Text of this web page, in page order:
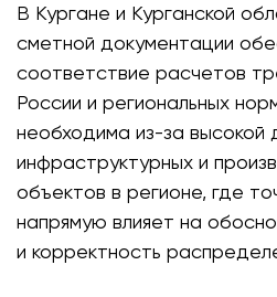
В Кургане и Курганской
сметной документации
соответствие расчетов
России и региональных
необходима из-за высокой
инфраструктурных и
объектов в регионе, где
напрямую влияет на
и корректность